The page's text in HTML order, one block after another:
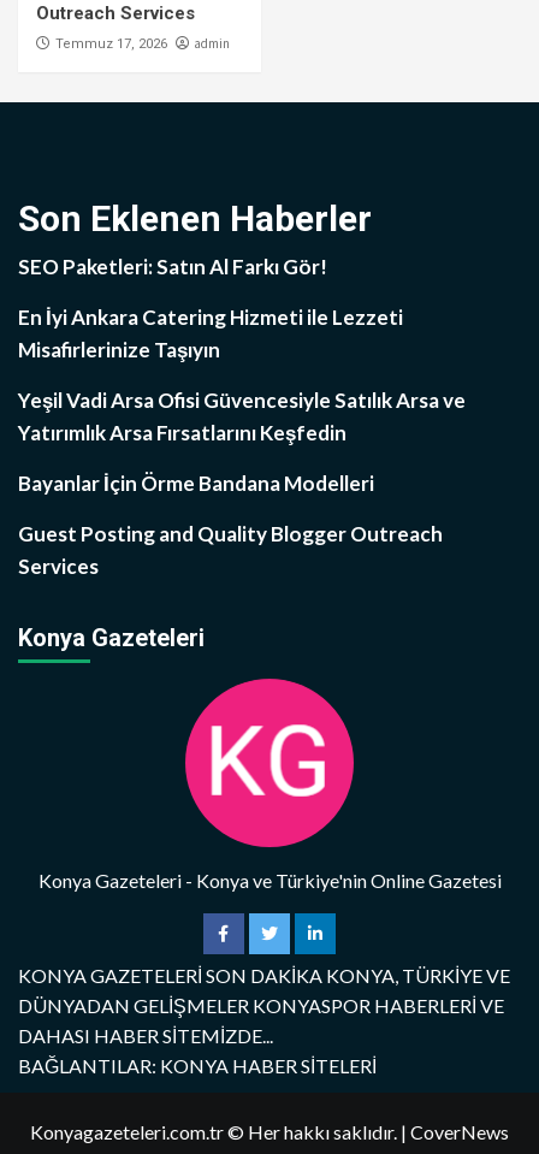
Outreach Services
Temmuz 17, 2026 admin
Son Eklenen Haberler
SEO Paketleri: Satın Al Farkı Gör!
En İyi Ankara Catering Hizmeti ile Lezzeti
Misafirlerinize Taşıyın
Yeşil Vadi Arsa Ofisi Güvencesiyle Satılık Arsa ve
Yatırımlık Arsa Fırsatlarını Keşfedin
Bayanlar İçin Örme Bandana Modelleri
Guest Posting and Quality Blogger Outreach
Services
Konya Gazeteleri
Konya Gazeteleri - Konya ve Türkiye'nin Online Gazetesi
KONYA GAZETELERİ SON DAKİKA KONYA, TÜRKİYE VE
DÜNYADAN GELİŞMELER KONYASPOR HABERLERİ VE
DAHASI HABER SİTEMİZDE...
BAĞLANTILAR: KONYA HABER SİTELERİ
Konyagazeteleri.com.tr © Her hakkı saklıdır. | CoverNews